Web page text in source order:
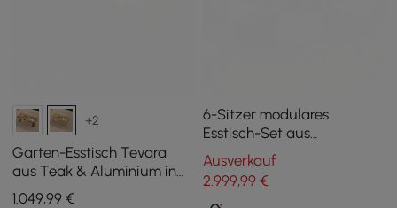
+2
Garten-Esstisch Tevara
aus Teak & Aluminium in
Sand, für 6-8 Personen
1.049,99 €
6-Sitzer modulares
Esstisch-Set aus
Aluminium und Teakholz
Ausverkauf
2.999,99€